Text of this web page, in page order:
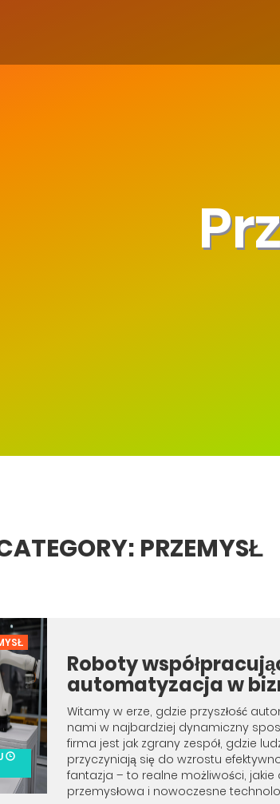
PRZEMYSŁ
Roboty
automatyzacja w
Witamy w erze, gdzie przyszłość
nami w najbardziej dynamiczny
firma jest jak zgrany zespół, gdzie
przyczyniają się do wzrostu
fantazja – to realne możliwości, jakie
przemysłowa i nowoczesne